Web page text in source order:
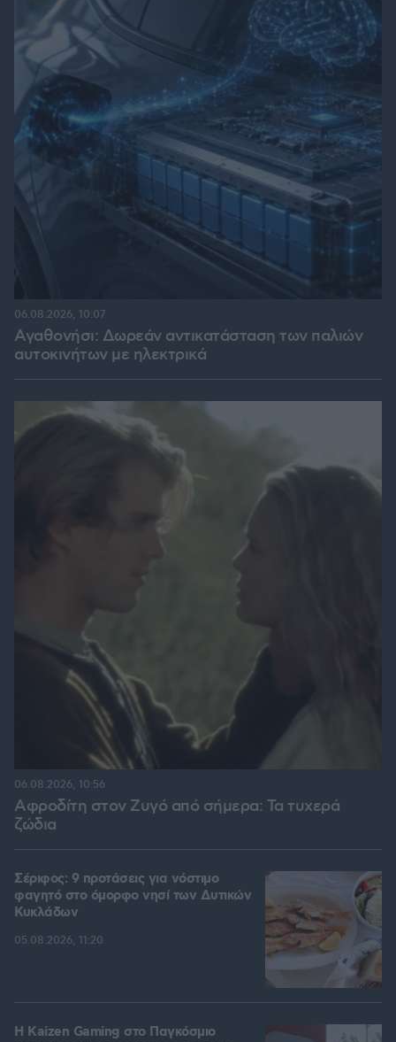
Αγαθονήσι: Δωρεάν αντικατάσταση των παλιών
αυτοκινήτων με ηλεκτρικά
06.08.2026, 10:07
Αφροδίτη στον Ζυγό από σήμερα: Τα τυχερά
ζώδια
06.08.2026, 10:56
Σέριφος: 9 προτάσεις για νόστιμο
φαγητό στο όμορφο νησί των Δυτικών
Κυκλάδων
05.08.2026, 11:20
H Kaizen Gaming στο Παγκόσμιο